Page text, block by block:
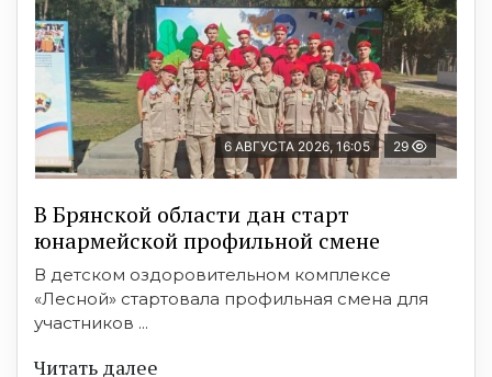
6 АВГУСТА 2026, 16:05 29
В Брянской области дан старт
юнармейской профильной смене
В детском оздоровительном комплексе
«Лесной» стартовала профильная смена для
участников ...
Читать далее